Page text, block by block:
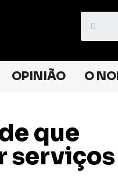
OPINIÃO O
que
serviços